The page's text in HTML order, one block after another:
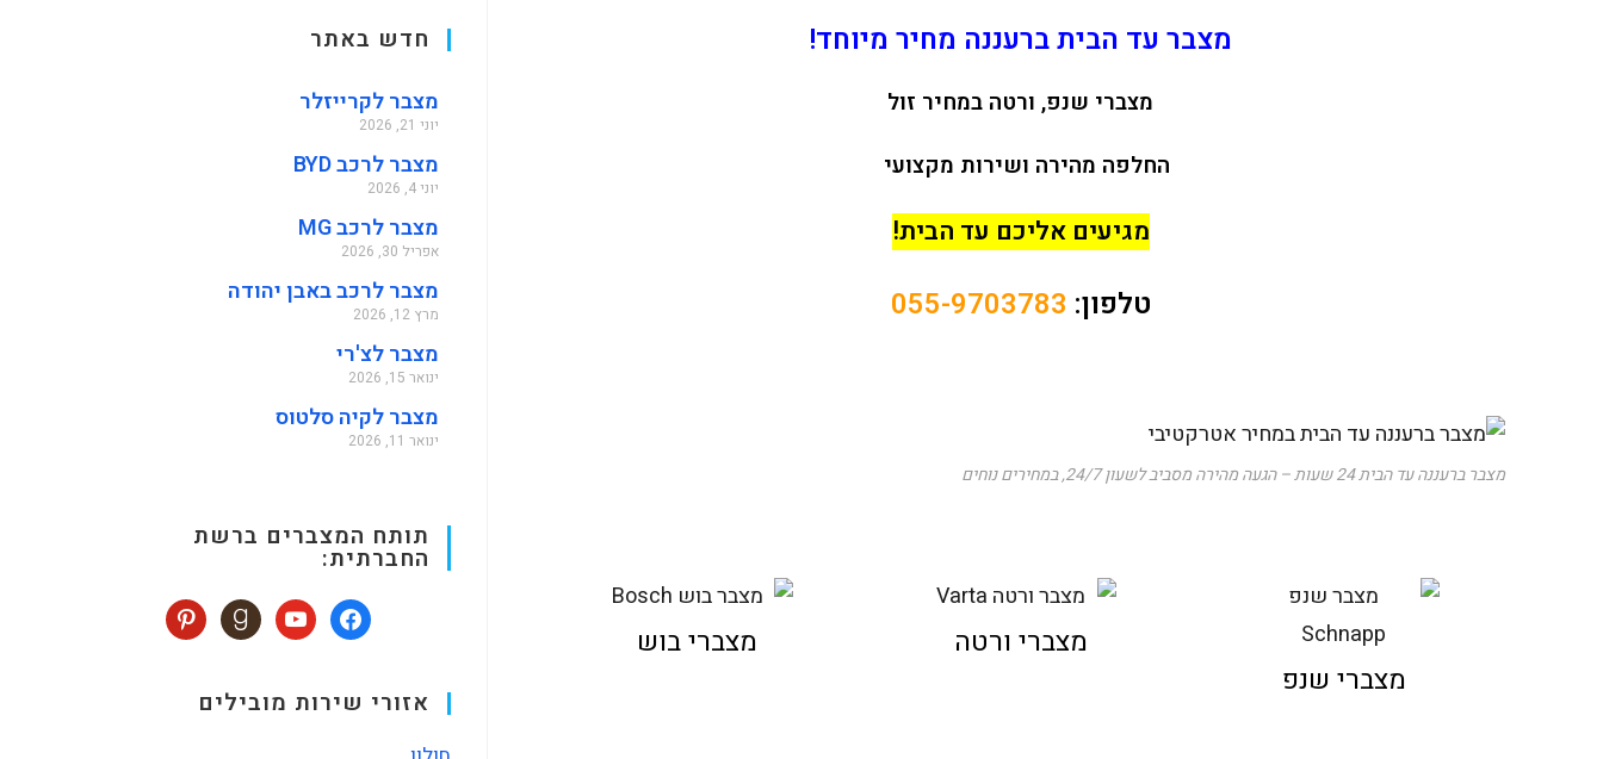
מצבר עד הבית ברעננה מחיר מיוחד!
מצברי שנפ, ורטה במחיר זול
החלפה מהירה ושירות מקצועי
מגיעים אליכם עד הבית!
טלפון: 055-9703783
מצבר ברעננה עד הבית 24 שעות – הגעה מהירה מסביב לשעון 24/7, במחירים נוחים
מצברי שנפ
מצברי ורטה מצברי בוש
חדש באתר
מצבר לקרייזלר
יוני 21, 2026
מצבר לרכב BYD
יוני 4, 2026
מצבר לרכב MG
אפריל 30, 2026
מצבר לרכב באבן יהודה
מרץ 12, 2026
מצבר לצ'רי
ינואר 15, 2026
מצבר לקיה סלטוס
ינואר 11, 2026
תותח המצברים ברשת
החברתית:
אזורי שירות מובילים